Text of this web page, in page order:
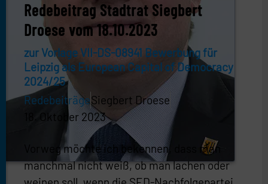
Redebeitrag Stadtrat Siegbert
Droese vom 18.10.2023
zur Vorlage VII-DS-08941 Bewerbung für
Leipzig als European Capital of Democracy
2024/25
RedebeiträgeSiegbert Droese
18. Oktober 2023
Vorweg möchte ich bekennen, dass man
manchmal nicht weiß, ob man lachen oder